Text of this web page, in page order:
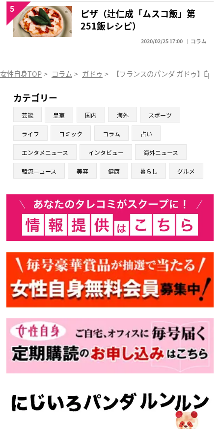
ピザ（辻仁成「ムスコ飯」第
251飯レシピ）
2020/02/25 17:00 コラム
5
女性自身TOP > コラム > ガドゥ > 【フランスのパンダ ガドゥ】
カテゴリー
芸能 皇室 国内 海外 スポーツ
ライフ コミック コラム 占い
エンタメニュース インタビュー 海外ニュース
韓流ニュース 美容 健康 暮らし グルメ